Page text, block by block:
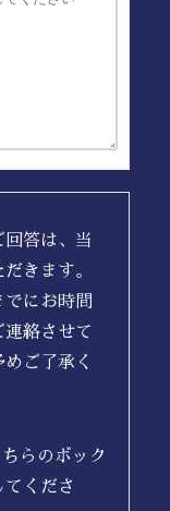
答は、当
きます。
にお時間
連絡させて
ご了承く
らのボック
くださ